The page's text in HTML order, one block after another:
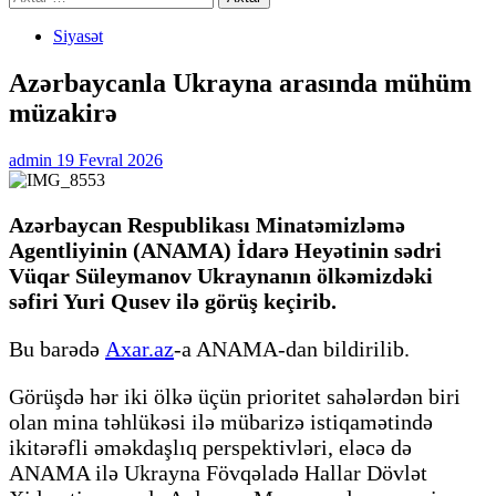
Siyasət
Azərbaycanla Ukrayna arasında mühüm
müzakirə
admin 19 Fevral 2026
Azərbaycan Respublikası Minatəmizləmə
Agentliyinin (ANAMA) İdarə Heyətinin sədri
Vüqar Süleymanov Ukraynanın ölkəmizdəki
səfiri Yuri Qusev ilə görüş keçirib.
Bu barədə Axar.az-a ANAMA-dan bildirilib.
Görüşdə hər iki ölkə üçün prioritet sahələrdən biri
olan mina təhlükəsi ilə mübarizə istiqamətində
ikitərəfli əməkdaşlıq perspektivləri, eləcə də
ANAMA ilə Ukrayna Fövqəladə Hallar Dövlət